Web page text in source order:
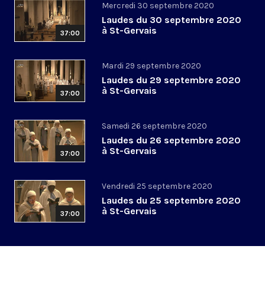
37:00
Mercredi 30 septembre 2020
Laudes du 30 septembre 2020
à St-Gervais
37:00
Mardi 29 septembre 2020
Laudes du 29 septembre 2020
à St-Gervais
37:00
Samedi 26 septembre 2020
Laudes du 26 septembre 2020
à St-Gervais
37:00
Vendredi 25 septembre 2020
Laudes du 25 septembre 2020
à St-Gervais